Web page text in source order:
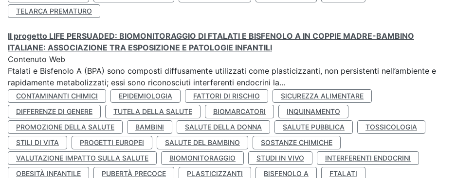
TELARCA PREMATURO
Il progetto LIFE PERSUADED: BIOMONITORAGGIO DI FTALATI E BISFENOLO A IN COPPIE MADRE-BAMBINO
ITALIANE: ASSOCIAZIONE TRA ESPOSIZIONE E PATOLOGIE INFANTILI
Contenuto Web
Ftalati e Bisfenolo A (BPA) sono composti diffusamente utilizzati come plasticizzanti, non persistenti nell’ambiente e
rapidamente metabolizzati; essi sono riconosciuti interferenti endocrini la...
CONTAMINANTI CHIMICI EPIDEMIOLOGIA FATTORI DI RISCHIO
SICUREZZA ALIMENTARE
DIFFERENZE DI GENERE
TUTELA DELLA SALUTE BIOMARCATORI
INQUINAMENTO
PROMOZIONE DELLA SALUTE
BAMBINI SALUTE DELLA DONNA SALUTE PUBBLICA
TOSSICOLOGIA
STILI DI VITA
PROGETTI EUROPEI SALUTE DEL BAMBINO
SOSTANZE CHIMICHE
VALUTAZIONE IMPATTO SULLA SALUTE
BIOMONITORAGGIO STUDI IN VIVO
INTERFERENTI ENDOCRINI
OBESITÀ INFANTILE
PUBERTÀ PRECOCE PLASTICIZZANTI BISFENOLO A
FTALATI